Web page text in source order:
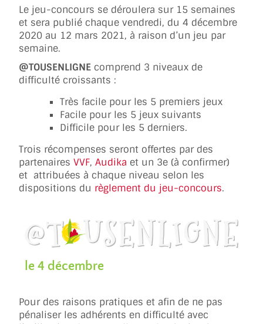
Le jeu-concours se déroulera sur 15 semaines
et sera publié chaque vendredi, du 4 décembre
2020 au 12 mars 2021, à raison d’un jeu par
semaine.
@TOUSENLIGNE comprend 3 niveaux de
difficulté croissants :
Très facile pour les 5 premiers jeux
Facile pour les 5 jeux suivants
Difficile pour les 5 derniers.
Trois récompenses seront offertes par des
partenairesVVF,Audika et un 3e (à confirmer)
et attribuées à chaque niveau selon les
dispositions du règlement du jeu-concours.
le 4 décembre
Pour des raisons pratiques et afin de ne pas
pénaliser les adhérents en difficulté avec